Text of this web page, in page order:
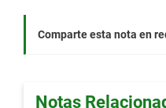
Comparte esta nota en
Notas